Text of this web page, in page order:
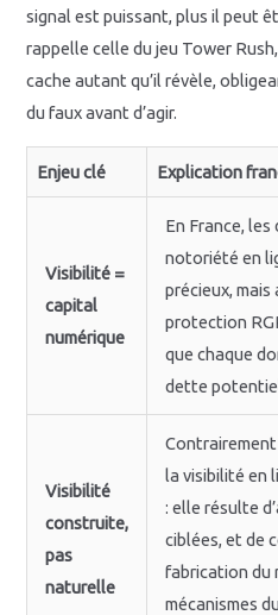
signal est puissant, plus il peut
rappelle celle du jeu Tower
cache autant qu’il révèle,
du faux avant d’agir.
Enjeu clé Explication
Visibilité =
capital
numérique
En France,
notoriété en
précieux, mais
protection
que chaque
dette
Visibilité
construite,
pas
naturelle
la visibilité en
: elle résulte
ciblées, et de
fabrication du
mécanismes